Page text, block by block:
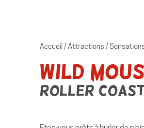
Accueil /Attractions /
Wild
Roller